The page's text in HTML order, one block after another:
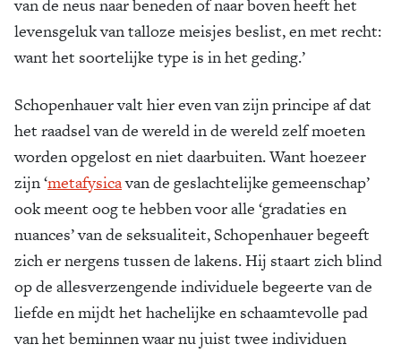
van de neus naar beneden of naar boven heeft het
levensgeluk van talloze meisjes beslist, en met recht:
want het soortelijke type is in het geding.’
Schopenhauer valt hier even van zijn principe af dat
het raadsel van de wereld in de wereld zelf moeten
worden opgelost en niet daarbuiten. Want hoezeer
zijn ‘meta­fysicavan de geslachtelijke gemeenschap’
ook meent oog te hebben voor alle ‘gradaties en
nuances’ van de seksualiteit, Schopenhauer begeeft
zich er nergens tussen de lakens. Hij staart zich blind
op de allesverzengende individuele begeerte van de
liefde en mijdt het hachelijke en schaamtevolle pad
van het beminnen waar nu juist twee individuen